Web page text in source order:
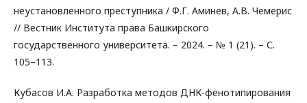
неустановленного преступника / Ф.Г. Аминев, А.В. Чемерис
// Вестник Института права Башкирского
государственного университета. – 2024. – № 1 (21). – С.
105–113.
Кубасов И.А. Разработка методов ДНК-фенотипирования